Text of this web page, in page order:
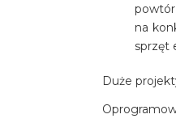
na
sprzęt
Duże